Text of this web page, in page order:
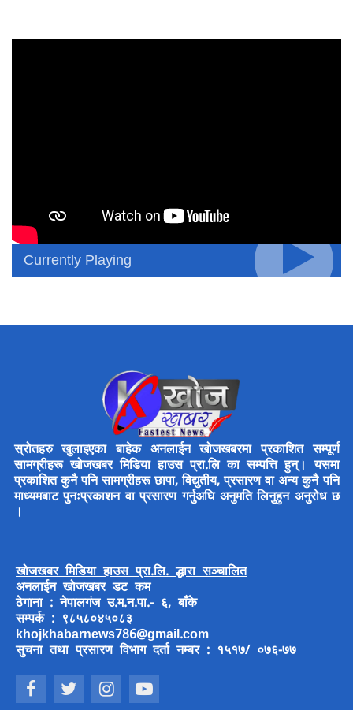
Currently Playing
स्रोतहरु खुलाइएका बाहेक अनलाईन खोजखबरमा प्रकाशित सम्पूर्ण
सामग्रीहरू खोजखबर मिडिया हाउस प्रा.लि का सम्पत्ति हुन्। यसमा
प्रकाशित कुनै पनि सामग्रीहरू छापा, विद्युतीय, प्रसारण वा अन्य कुनै पनि
माध्यमबाट पुनःप्रकाशन वा प्रसारण गर्नुअघि अनुमति लिनुहुन अनुरोध छ
।
खोजखबर मिडिया हाउस प्रा.लि. द्धारा सञ्चालित
अनलाईन खोजखबर डट कम
ठेगाना : नेपालगंज उ.म.न.पा.- ६, बाँके
सम्पर्क : ९८५८०४५०८३
khojkhabarnews786@gmail.com
सुचना तथा प्रसारण विभाग दर्ता नम्बर : १५१७/ ०७६-७७